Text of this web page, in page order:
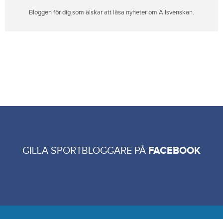
Bloggen för dig som älskar att läsa nyheter om Allsvenskan.
GILLA SPORTBLOGGARE PÅ FACEBOOK